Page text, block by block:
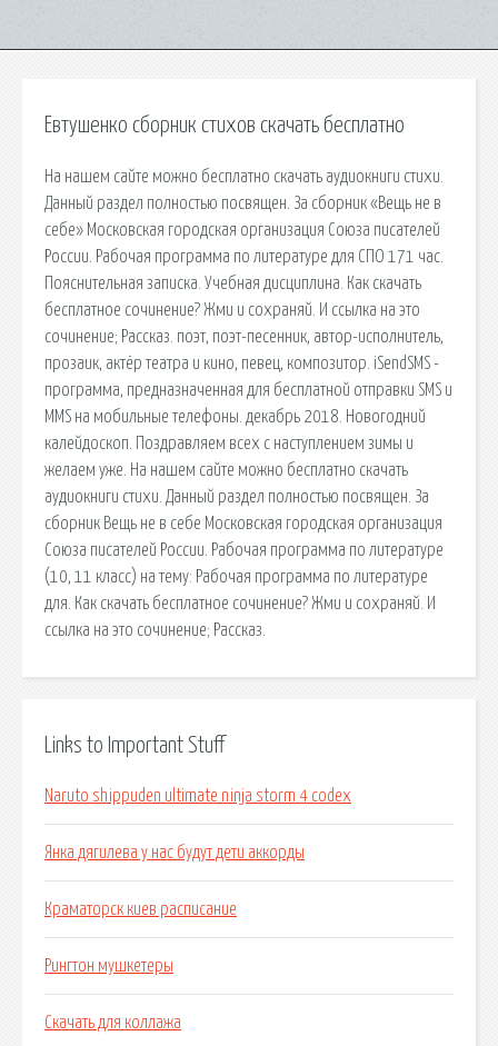
Евтушенко сборник стихов скачать бесплатно
На нашем сайте можно бесплатно скачать аудиокниги стихи.
Данный раздел полностью посвящен. За сборник «Вещь не в
себе» Московская городская организация Союза писателей
России. Рабочая программа по литературе для СПО 171 час.
Пояснительная записка. Учебная дисциплина. Как скачать
бесплатное сочинение? Жми и сохраняй. И ссылка на это
сочинение; Рассказ. поэт, поэт-песенник, автор-исполнитель,
прозаик, актёр театра и кино, певец, композитор. iSendSMS -
программа, предназначенная для бесплатной отправки SMS и
MMS на мобильные телефоны. декабрь 2018. Новогодний
калейдоскоп. Поздравляем всех с наступлением зимы и
желаем уже. На нашем сайте можно бесплатно скачать
аудиокниги стихи. Данный раздел полностью посвящен. За
сборник Вещь не в себе Московская городская организация
Союза писателей России. Рабочая программа по литературе
(10, 11 класс) на тему: Рабочая программа по литературе
для. Как скачать бесплатное сочинение? Жми и сохраняй. И
ссылка на это сочинение; Рассказ.
Links to Important Stuff
Naruto shippuden ultimate ninja storm 4 codex
Янка дягилева у нас будут дети аккорды
Краматорск киев расписание
Рингтон мушкетеры
Скачать для коллажа